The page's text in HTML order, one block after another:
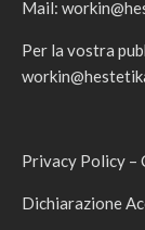
Mail:
Per la vostra
Privacy Policy –
Dichiarazione